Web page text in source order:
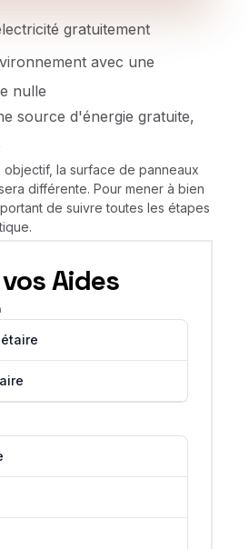
gratuitement
avec une
nulle
source d'énergie gratuite,
la surface de panneaux
différente. Pour mener à bien
de suivre toutes les étapes
Aides